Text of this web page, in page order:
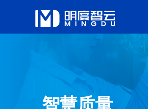
智慧质量